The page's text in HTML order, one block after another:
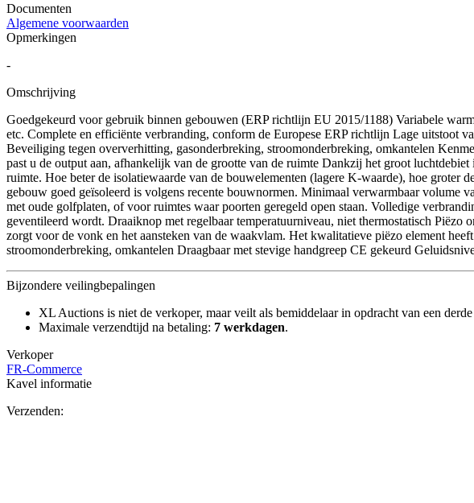
Documenten
Algemene voorwaarden
Opmerkingen
-
Omschrijving
Goedgekeurd voor gebruik binnen gebouwen (ERP richtlijn EU 2015/1188) Variabele
etc. Complete en efficiënte verbranding, conform de Europese ERP richtlijn Lage uitstoot
Beveiliging tegen oververhitting, gasonderbreking, stroomonderbreking, omkantelen
past u de output aan, afhankelijk van de grootte van de ruimte Dankzij het groot
ruimte. Hoe beter de isolatiewaarde van de bouwelementen (lagere K-waarde), hoe
gebouw goed geïsoleerd is volgens recente bouwnormen. Minimaal verwarmbaar volume
met oude golfplaten, of voor ruimtes waar poorten geregeld open staan. Volledige
geventileerd wordt. Draaiknop met regelbaar temperatuurniveau, niet thermostatisch
zorgt voor de vonk en het aansteken van de waakvlam. Het kwalitatieve piëzo element
stroomonderbreking, omkantelen Draagbaar met stevige handgreep CE gekeurd
Bijzondere veilingbepalingen
XL Auctions is niet de verkoper, maar veilt als bemiddelaar in opdracht van een
Maximale verzendtijd na betaling: 7 werkdagen.
Verkoper
FR-Commerce
Kavel informatie
Verzenden: